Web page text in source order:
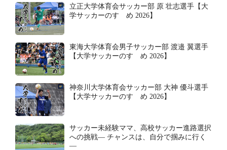
立正大学体育会サッカー部 原 壮志選手【大
学サッカーのすゝめ 2026】
東海大学体育会男子サッカー部 渡邉 翼選手
【大学サッカーのすゝめ 2026】
神奈川大学体育会サッカー部 大神 優斗選手
【大学サッカーのすゝめ 2026】
サッカー未経験ママ、高校サッカー進路選択
への挑戦― チャンスは、自分で掴みに行く
―